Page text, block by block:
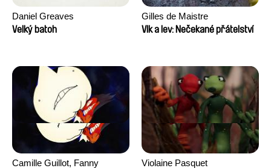
Daniel Greaves
Velký batoh
Gilles de Maistre
Vlk a lev: Nečekané přátelství
Camille Guillot, Fanny
Violaine Pasquet